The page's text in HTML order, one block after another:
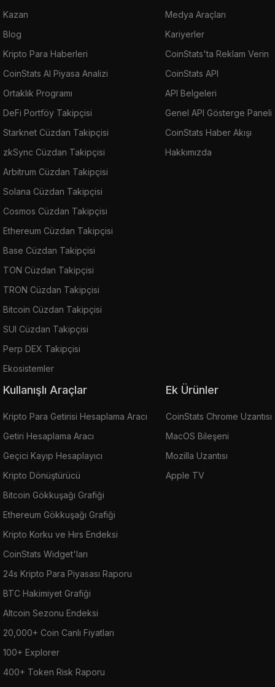
Kazan
Blog
Kripto Para Haberleri
CoinStats AI Piyasa Analizi
Ortaklık Programı
DeFi Portföy Takipçisi
Starknet Cüzdan Takipçisi
zkSync Cüzdan Takipçisi
Arbitrum Cüzdan Takipçisi
Solana Cüzdan Takipçisi
Cosmos Cüzdan Takipçisi
Ethereum Cüzdan Takipçisi
Base Cüzdan Takipçisi
TON Cüzdan Takipçisi
TRON Cüzdan Takipçisi
Bitcoin Cüzdan Takipçisi
SUI Cüzdan Takipçisi
Perp DEX Takipçisi
Ekosistemler
Medya Araçları
Kariyerler
CoinStats'ta Reklam Verin
CoinStats API
API Belgeleri
Genel API Gösterge Paneli
CoinStats Haber Akışı
Hakkımızda
Kullanışlı Araçlar
Kripto Para Getirisi Hesaplama Aracı
Getiri Hesaplama Aracı
Geçici Kayıp Hesaplayıcı
Kripto Dönüştürücü
Bitcoin Gökkuşağı Grafiği
Ethereum Gökkuşağı Grafiği
Kripto Korku ve Hırs Endeksi
CoinStats Widget'ları
24s Kripto Para Piyasası Raporu
BTC Hakimiyet Grafiği
Altcoin Sezonu Endeksi
20,000+ Coin Canlı Fiyatları
100+ Explorer
400+ Token Risk Raporu
Ek Ürünler
CoinStats Chrome Uzantısı
MacOS Bileşeni
Mozilla Uzantısı
Apple TV